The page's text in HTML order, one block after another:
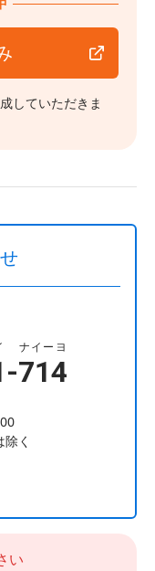
していただきま
-714
ナイーヨ
く
い